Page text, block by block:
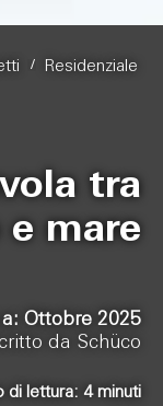
/ Residenziale
tra
e mare
Ottobre 2025
da Schüco
di lettura: 4 minuti